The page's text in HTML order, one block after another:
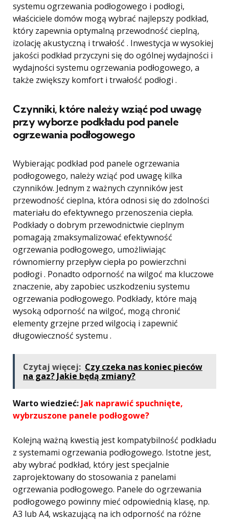
systemu ogrzewania podłogowego i podłogi,
właściciele domów mogą wybrać najlepszy podkład,
który zapewnia optymalną przewodność cieplną,
izolację akustyczną i trwałość . Inwestycja w wysokiej
jakości podkład przyczyni się do ogólnej wydajności i
wydajności systemu ogrzewania podłogowego, a
także zwiększy komfort i trwałość podłogi .
Czynniki, które należy wziąć pod uwagę
przy wyborze podkładu pod panele
ogrzewania podłogowego
Wybierając podkład pod panele ogrzewania
podłogowego, należy wziąć pod uwagę kilka
czynników. Jednym z ważnych czynników jest
przewodność cieplna, która odnosi się do zdolności
materiału do efektywnego przenoszenia ciepła.
Podkłady o dobrym przewodnictwie cieplnym
pomagają zmaksymalizować efektywność
ogrzewania podłogowego, umożliwiając
równomierny przepływ ciepła po powierzchni
podłogi . Ponadto odporność na wilgoć ma kluczowe
znaczenie, aby zapobiec uszkodzeniu systemu
ogrzewania podłogowego. Podkłady, które mają
wysoką odporność na wilgoć, mogą chronić
elementy grzejne przed wilgocią i zapewnić
długowieczność systemu .
Czytaj więcej: Czy czeka nas koniec pieców
na gaz? Jakie będą zmiany?
Warto wiedzieć: Jak naprawić spuchnięte,
wybrzuszone panele podłogowe?
Kolejną ważną kwestią jest kompatybilność podkładu
z systemami ogrzewania podłogowego. Istotne jest,
aby wybrać podkład, który jest specjalnie
zaprojektowany do stosowania z panelami
ogrzewania podłogowego. Panele do ogrzewania
podłogowego powinny mieć odpowiednią klasę, np.
A3 lub A4, wskazującą na ich odporność na różne